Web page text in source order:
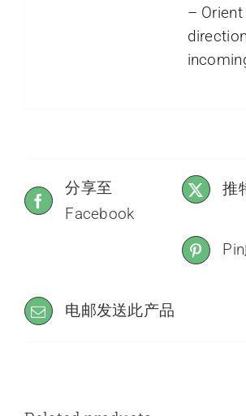
– Orient
分享至
Facebook
推
电邮发送此产品